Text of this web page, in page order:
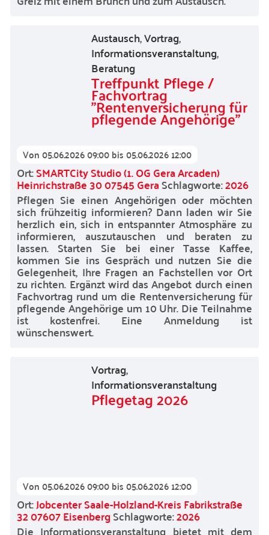
Austausch,Vortrag,
Informationsveranstaltung,
Beratung
Treffpunkt Pflege /
Fachvortrag
"Rentenversicherung für
pflegende Angehörige"
Von05.06.2026 09:00bis05.06.2026 12:00
Ort:SMARTCity Studio (1. OG Gera Arcaden)
Heinrichstraße 30 07545 GeraSchlagworte:2026
Pflegen Sie einen Angehörigen oder möchten
sich frühzeitig informieren? Dann laden wir Sie
herzlich ein, sich in entspannter Atmosphäre zu
informieren, auszutauschen und beraten zu
lassen. Starten Sie bei einer Tasse Kaffee,
kommen Sie ins Gespräch und nutzen Sie die
Gelegenheit, Ihre Fragen an Fachstellen vor Ort
zu richten. Ergänzt wird das Angebot durch einen
Fachvortrag rund um die Rentenversicherung für
pflegende Angehörige um 10 Uhr. Die Teilnahme
ist kostenfrei. Eine Anmeldung ist
wünschenswert.
Vortrag,
Informationsveranstaltung
Pflegetag 2026
Von05.06.2026 09:00bis05.06.2026 12:00
Ort:Jobcenter Saale-Holzland-Kreis Fabrikstraße
32 07607 EisenbergSchlagworte:2026